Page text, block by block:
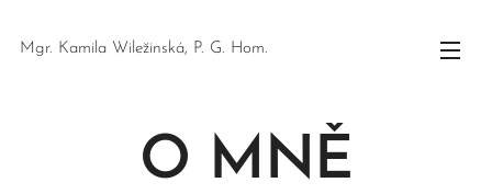
Mgr. Kamila Wiležinská, P. G. Hom.
O MNĚ